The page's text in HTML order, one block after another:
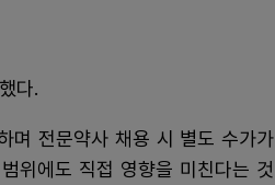
다.
며 전문약사 채용 시 별도 수가가
위에도 직접 영향을 미친다는 것